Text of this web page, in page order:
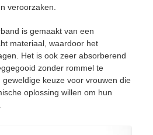
veroorzaken.
is gemaakt van een
materiaal, waardoor het
Het is ook zeer absorberend
zonder rommel te
keuze voor vrouwen die
oplossing willen om hun